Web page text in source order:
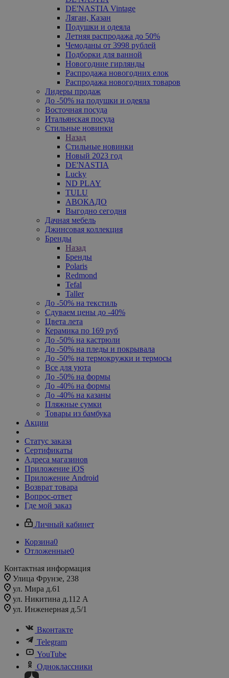
DE'NASTIA Vintage
Ляган, Казан
Подушки и одеяла
Летняя распродажа до 50%
Чемоданы от 3998 рублей
Подборки для ванной
Новогодние гирлянды
Распродажа новогодних елок
Распродажа новогодних товаров
Лидеры продаж
До -50% на подушки и одеяла
Восточная посуда
Итальянская посуда
Стильные новинки
Назад
Стильные новинки
Новый 2023 год
DE'NASTIA
Lucky
ND PLAY
TULU
АВОКАДО
Выгодно сегодня
Дачная мебель
Джинсовая коллекция
Бренды
Назад
Бренды
Polaris
Redmond
Tefal
Taller
До -50% на текстиль
Сдуваем цены до -40%
Цвета лета
Керамика по 169 руб
До -50% на кастрюли
До -50% на пледы и покрывала
До -50% на термокружки и термосы
Все для уюта
До -50% на формы
До -40% на формы
До -40% на казаны
Пляжные сумки
Товары из бамбука
Акции
Статус заказа
Сертификаты
Адреса магазинов
Приложение iOS
Приложение Android
Возврат товара
Вопрос-ответ
Где мой заказ
Личный кабинет
Корзина0
Отложенные0
Контактная информация
Улица Фрунзе, 238​
ул. Мира д.61
ул. Никитина д.112 А
ул. Инженерная д.5/1
Вконтакте
Telegram
YouTube
Одноклассники